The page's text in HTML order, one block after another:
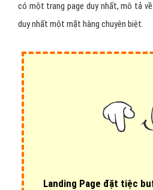
có một trang page duy nhất, mô tả
duy nhất một mặt hàng chuyên biệt.
Landing Page đặt tiệc